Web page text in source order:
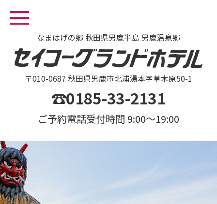
なまはげの郷 秋田県男鹿半島 男鹿温泉郷
〒010-0687 秋田県男鹿市北浦湯本字草木原50-1
☎0185-33-2131
ご予約電話受付時間 9:00～19:00